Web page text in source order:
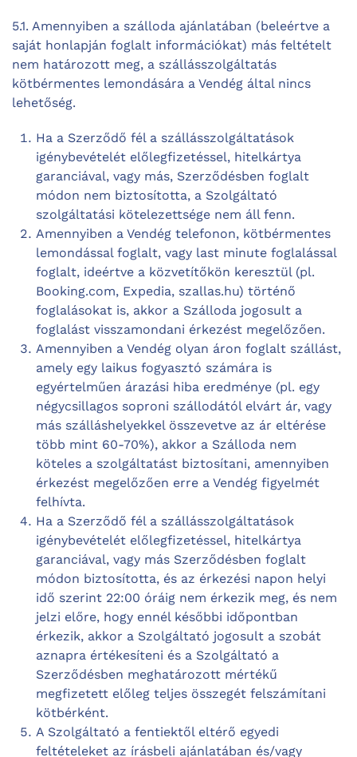
5.1. Amennyiben a szálloda ajánlatában (beleértve a
saját honlapján foglalt információkat) más feltételt
nem határozott meg, a szállásszolgáltatás
kötbérmentes lemondására a Vendég által nincs
lehetőség.
Ha a Szerződő fél a szállásszolgáltatások
igénybevételét előlegfizetéssel, hitelkártya
garanciával, vagy más, Szerződésben foglalt
módon nem biztosította, a Szolgáltató
szolgáltatási kötelezettsége nem áll fenn.
Amennyiben a Vendég telefonon, kötbérmentes
lemondással foglalt, vagy last minute foglalással
foglalt, ideértve a közvetítőkön keresztül (pl.
Booking.com, Expedia, szallas.hu) történő
foglalásokat is, akkor a Szálloda jogosult a
foglalást visszamondani érkezést megelőzően.
Amennyiben a Vendég olyan áron foglalt szállást,
amely egy laikus fogyasztó számára is
egyértelműen árazási hiba eredménye (pl. egy
négycsillagos soproni szállodától elvárt ár, vagy
más szálláshelyekkel összevetve az ár eltérése
több mint 60-70%), akkor a Szálloda nem
köteles a szolgáltatást biztosítani, amennyiben
érkezést megelőzően erre a Vendég figyelmét
felhívta.
Ha a Szerződő fél a szállásszolgáltatások
igénybevételét előlegfizetéssel, hitelkártya
garanciával, vagy más Szerződésben foglalt
módon biztosította, és az érkezési napon helyi
idő szerint 22:00 óráig nem érkezik meg, és nem
jelzi előre, hogy ennél későbbi időpontban
érkezik, akkor a Szolgáltató jogosult a szobát
aznapra értékesíteni és a Szolgáltató a
Szerződésben meghatározott mértékű
megfizetett előleg teljes összegét felszámítani
kötbérként.
A Szolgáltató a fentiektől eltérő egyedi
feltételeket az írásbeli ajánlatában és/vagy